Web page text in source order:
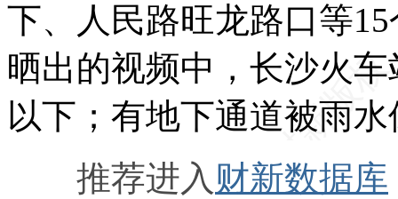
下、人民路旺龙路口等
晒出的视频中，长沙火
以下；有地下通道被雨
推荐进入 财新数据库